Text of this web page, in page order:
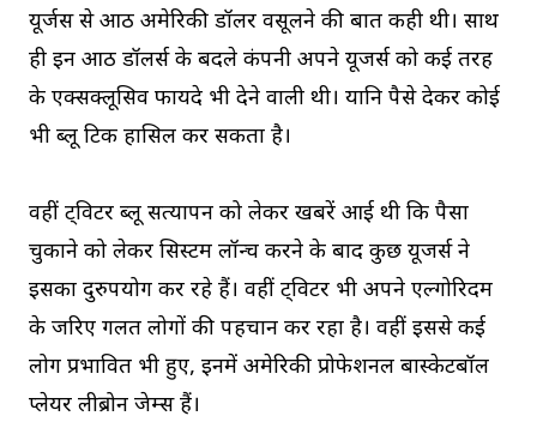
यूर्जस से आठ अमेरिकी डॉलर वसूलने की बात कही थी। साथ
ही इन आठ डॉलर्स के बदले कंपनी अपने यूजर्स को कई तरह
के एक्सक्लूसिव फायदे भी देने वाली थी। यानि पैसे देकर कोई
भी ब्लू टिक हासिल कर सकता है।
वहीं ट्विटर ब्लू सत्यापन को लेकर खबरें आई थी कि पैसा
चुकाने को लेकर सिस्टम लॉन्च करने के बाद कुछ यूजर्स ने
इसका दुरुपयोग कर रहे हैं। वहीं ट्विटर भी अपने एल्गोरिदम
के जरिए गलत लोगों की पहचान कर रहा है। वहीं इससे कई
लोग प्रभावित भी हुए, इनमें अमेरिकी प्रोफेशनल बास्केटबॉल
प्लेयर लीब्रोन जेम्स हैं।